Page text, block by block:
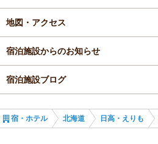
地図・アクセス
宿泊施設からのお知らせ
宿泊施設ブログ
宿・ホテル 北海道 日高・えりも